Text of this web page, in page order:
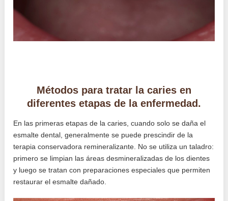
Métodos para tratar la caries en
diferentes etapas de la enfermedad.
En las primeras etapas de la caries, cuando solo se daña el
esmalte dental, generalmente se puede prescindir de la
terapia conservadora remineralizante. No se utiliza un taladro:
primero se limpian las áreas desmineralizadas de los dientes
y luego se tratan con preparaciones especiales que permiten
restaurar el esmalte dañado.